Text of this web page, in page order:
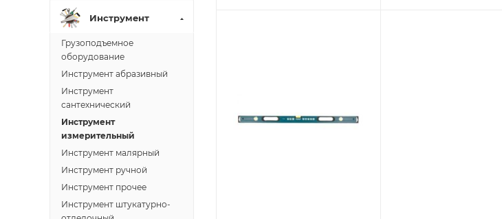
Инструмент
Грузоподъемное
оборудование
Инструмент абразивный
Инструмент
сантехнический
Инструмент
измерительный
Инструмент малярный
Инструмент ручной
Инструмент прочее
Инструмент штукатурно-